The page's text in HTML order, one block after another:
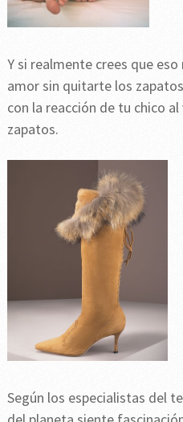
Y si realmente crees que
amor sin quitarte los
con la reacción de tu chico
zapatos.
Según los especialistas del